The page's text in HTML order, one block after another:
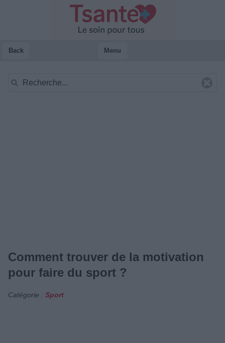
Back Menu
Comment trouver de la motivation
pour faire du sport ?
Catégorie : Sport